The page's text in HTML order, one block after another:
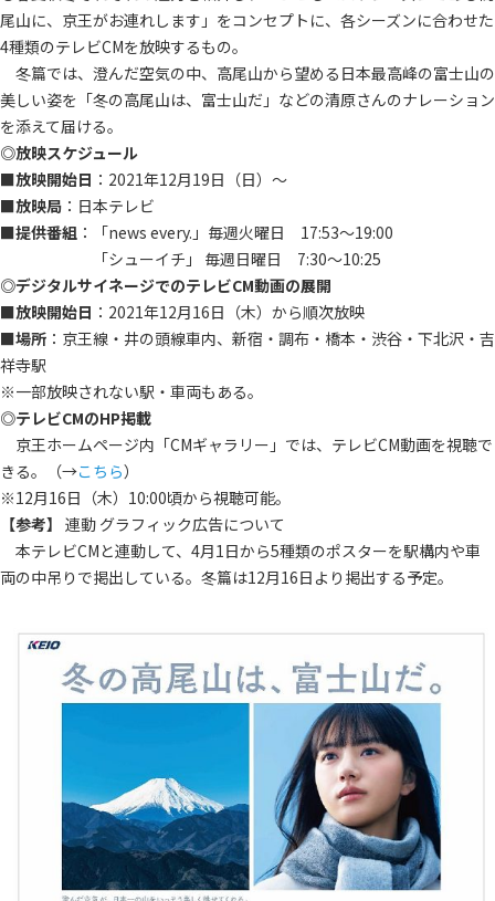
尾山に、京王がお連れします」をコンセプトに、各シーズンに合わせた
4種類のテレビCMを放映するもの。
冬篇では、澄んだ空気の中、高尾山から望める日本最高峰の富士山の
美しい姿を「冬の高尾山は、富士山だ」などの清原さんのナレーション
を添えて届ける。
◎放映スケジュール
■放映開始日 ：2021年12月19日（日）～
■放映局 ：日本テレビ
■提供番組 ：「news every.」毎週火曜日 17:53～19:00
「シューイチ」 毎週日曜日 7:30～10:25
◎デジタルサイネージでのテレビCM動画の展開
■放映開始日 ：2021年12月16日（木）から順次放映
■場所 ：京王線・井の頭線車内、新宿・調布・橋本・渋谷・下北沢・吉
祥寺駅
※一部放映されない駅・車両もある。
◎テレビCMのHP掲載
京王ホームページ内「CMギャラリー」では、テレビCM動画を視聴で
きる。（→こちら）
※12月16日（木）10:00頃から視聴可能。
【参考】 連動 グラフィック広告について
本テレビCMと連動して、4月1日から5種類のポスターを駅構内や車
両の中吊りで掲出している。冬篇は12月16日より掲出する予定。